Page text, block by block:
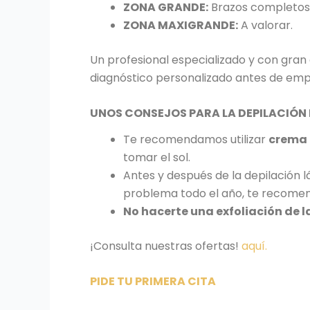
ZONA GRANDE: Brazos
ZONA MAXIGRANDE:A valorar.
Un profesional especializado y con
diagnóstico personalizado antes de
UNOS CONSEJOS PARA LA DEPILACIÓN
Te recomendamos utilizar crema
tomar el sol.
Antes y después de la depilación
problema todo el año, te
No hacerte una exfoliación de
¡Consulta nuestras ofertas! aquí.
PIDE TU PRIMERA CITA